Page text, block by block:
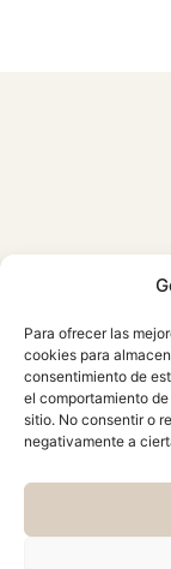
Para ofrecer las
cookies para
consentimiento de
el comportamiento
sitio. No consentir o
negativamente a